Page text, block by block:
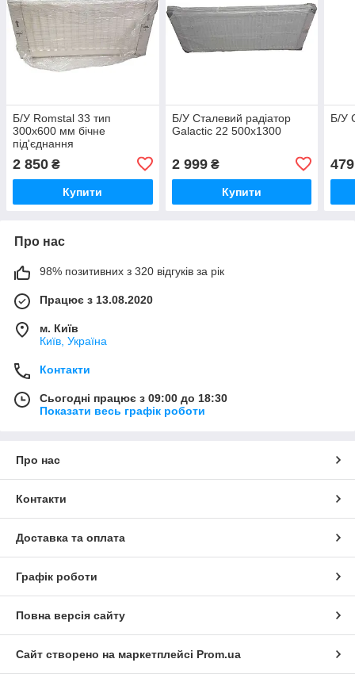
Б/У Romstal 33 тип
300x600 мм бічне
під'єднання
2 850 ₴
Купити
Б/У Сталевий радіатор
Galactic 22 500х1300
2 999₴
Купити
Б/У
479
Про нас
98% позитивних з 320 відгуків за рік
Працює з 13.08.2020
м. Київ
Київ, Україна
Контакти
Сьогодні працює з 09:00 до 18:30
Показати весь графік роботи
Про нас
Контакти
Доставка та оплата
Графік роботи
Повна версія сайту
Сайт створено на маркетплейсі Prom.ua